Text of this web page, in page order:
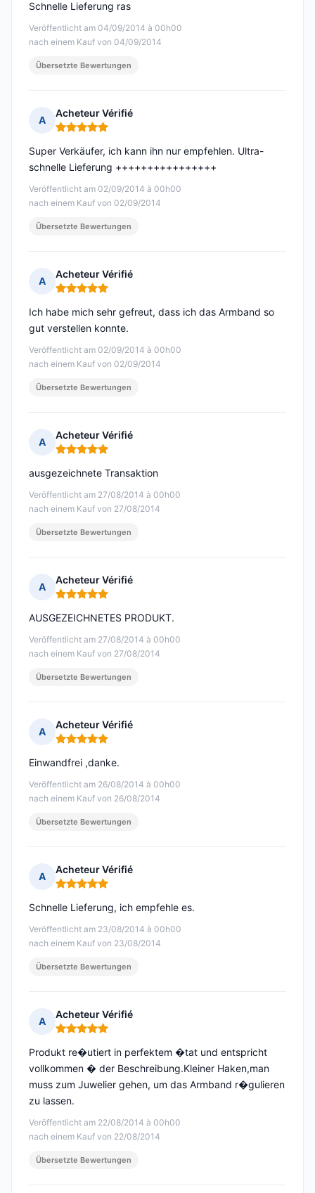
Veröffentlicht am 04/09/2014 à 00h00
nach einem Kauf von 04/09/2014
Schnelle Lieferung ras
Übersetzte Bewertungen
A
Acheteur Vérifié
Hinweis: 5 von 5
Veröffentlicht am 02/09/2014 à 00h00
nach einem Kauf von 02/09/2014
Super Verkäufer, ich kann ihn nur empfehlen. Ultra-
schnelle Lieferung ++++++++++++++++
Übersetzte Bewertungen
A
Acheteur Vérifié
Hinweis: 5 von 5
Veröffentlicht am 02/09/2014 à 00h00
nach einem Kauf von 02/09/2014
Ich habe mich sehr gefreut, dass ich das Armband so
gut verstellen konnte.
Übersetzte Bewertungen
A
Acheteur Vérifié
Hinweis: 5 von 5
Veröffentlicht am 27/08/2014 à 00h00
nach einem Kauf von 27/08/2014
ausgezeichnete Transaktion
Übersetzte Bewertungen
A
Acheteur Vérifié
Hinweis: 5 von 5
Veröffentlicht am 27/08/2014 à 00h00
nach einem Kauf von 27/08/2014
AUSGEZEICHNETES PRODUKT.
Übersetzte Bewertungen
A
Acheteur Vérifié
Hinweis: 5 von 5
Veröffentlicht am 26/08/2014 à 00h00
nach einem Kauf von 26/08/2014
Einwandfrei ,danke.
Übersetzte Bewertungen
A
Acheteur Vérifié
Hinweis: 5 von 5
Veröffentlicht am 23/08/2014 à 00h00
nach einem Kauf von 23/08/2014
Schnelle Lieferung, ich empfehle es.
Übersetzte Bewertungen
A
Acheteur Vérifié
Hinweis: 5 von 5
Veröffentlicht am 22/08/2014 à 00h00
nach einem Kauf von 22/08/2014
Produkt re�utiert in perfektem �tat und entspricht
vollkommen � der Beschreibung.Kleiner Haken,man
muss zum Juwelier gehen, um das Armband r�gulieren
zu lassen.
Übersetzte Bewertungen